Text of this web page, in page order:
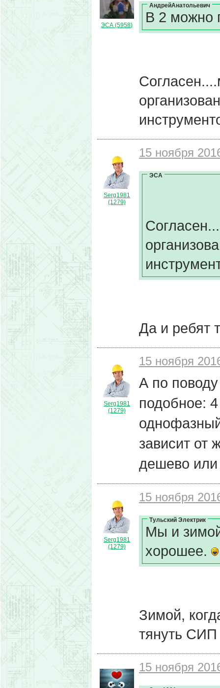
ЭСА (5958)
АндрейАнатольевич
В 2 можно
Serg1981
(1279)
15 ноября
ЭСА
Да и ребят
Serg1981
(1279)
15 ноября
А по
подобное:
зависит от
дешево
Serg1981
(1279)
15 ноября
Тульский Электрик
Мы и
хорошее.
Зимой,
тянуть СИП
15 ноября